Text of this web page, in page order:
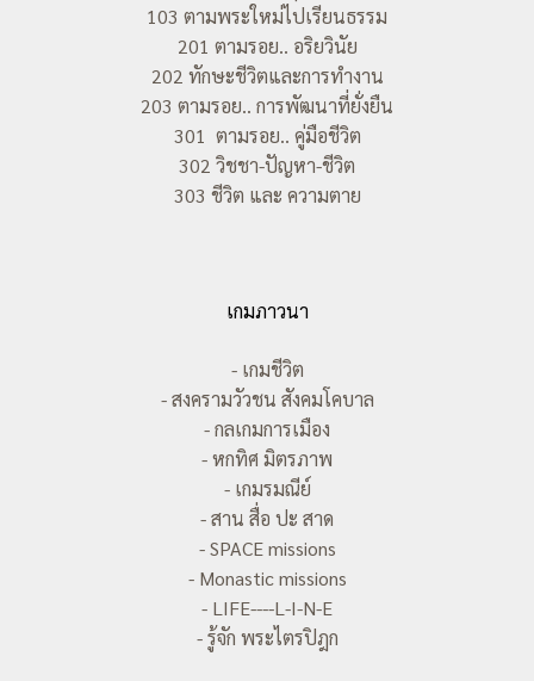
103 ตามพระใหม่ไปเรียนธรรม
201 ตามรอย.. อริยวินัย
202 ทักษะชีวิตและการทำงาน
203 ตามรอย.. การพัฒนาที่ยั่งยืน
301 ตามรอย.. คู่มือชีวิต
302 วิชชา-ปัญหา-ชีวิต
303 ชีวิต และ ความตาย
เกมภาวนา
- เกมชีวิต
- สงครามวัวชน สังคมโคบาล
- กลเกมการเมือง
- หกทิศ มิตรภาพ
- เกมรมณีย์
- สาน สื่อ ปะ สาด
- SPACE missions
- Monastic missions
- LIFE----L-I-N-E
- รู้จัก พระไตรปิฎก